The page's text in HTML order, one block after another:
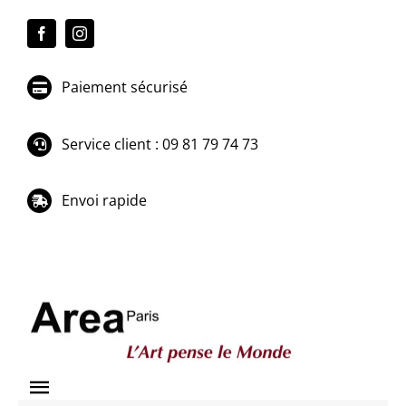
Paiement sécurisé
Service client : 09 81 79 74 73
Envoi rapide